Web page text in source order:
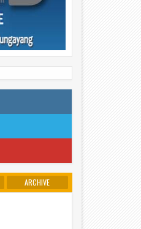
ARCHIVE